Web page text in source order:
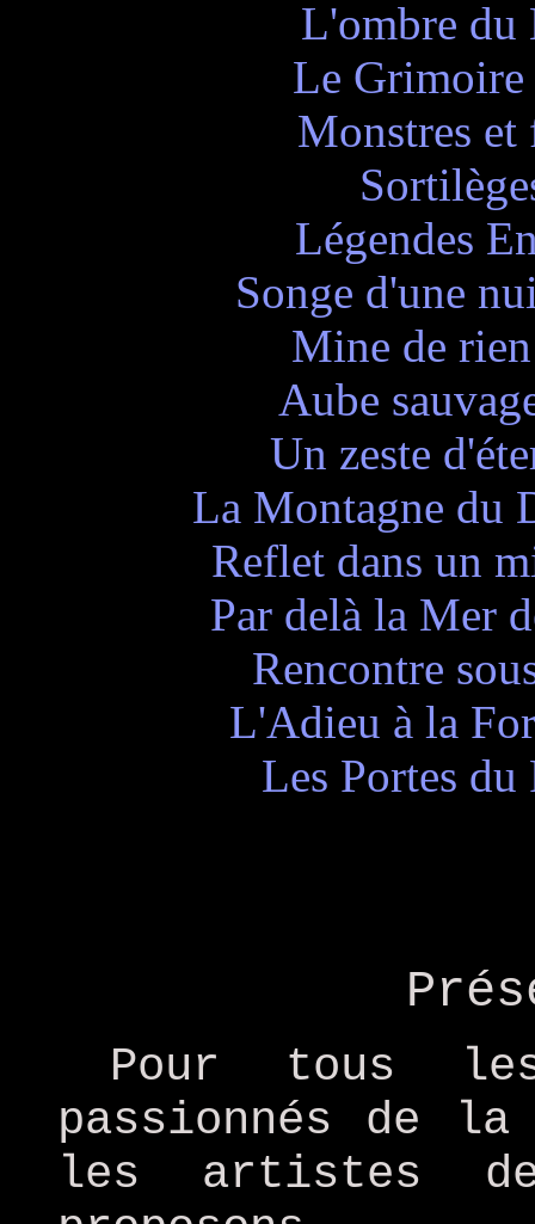
L'ombre
Le
Monstres
Légendes
Songe d'une
Mine de
Aube
Un zeste
La Montagne du
Reflet dans un
Par delà la Mer
Rencontre
L'Adieu à la
Les Portes
Pour tous
passionnés de
les artistes